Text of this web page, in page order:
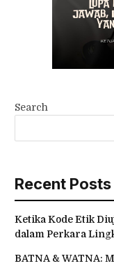
Search
Recent Posts
Ketika Kode Etik
dalam Perkara
BATNA & WATNA: